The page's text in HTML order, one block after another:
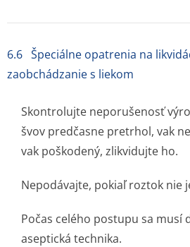
6.6 Špeciálne opatrenia na
zaobchádzanie s liekom
Skontrolujte neporušenosť
švov predčasne pretrhol, vak
vak poškodený, zlikvidujte ho.
Nepodávajte, pokiaľ roztok nie
Počas celého postupu sa musí
aseptická technika.